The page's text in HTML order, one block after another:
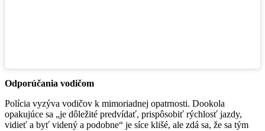
Odporúčania vodičom
Polícia vyzýva vodičov k mimoriadnej opatrnosti. Dookola
opakujúce sa „je dôležité predvídať, prispôsobiť rýchlosť jazdy,
vidieť a byť videný a podobne“ je síce klišé, ale zdá sa, že sa tým